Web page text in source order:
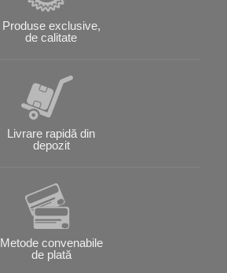
Produse exclusive,
de calitate
Livrare rapidă din
depozit
Metode convenabile
de plată